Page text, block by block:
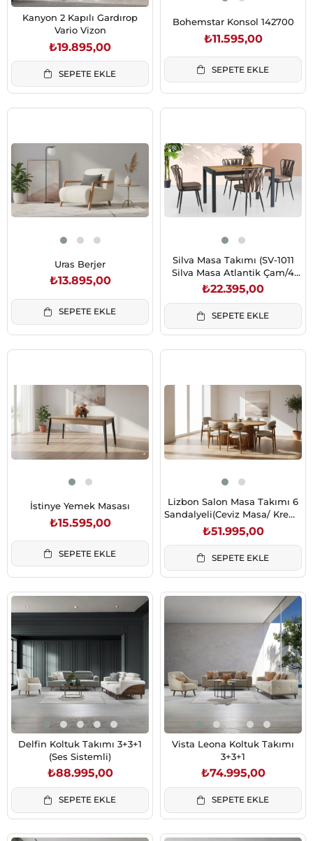
Kanyon 2 Kapılı Gardırop
Vario Vizon
₺19.895,00
SEPETE EKLE
Bohemstar Konsol 142700
₺11.595,00
SEPETE EKLE
Uras Berjer
₺13.895,00
SEPETE EKLE
Silva Masa Takımı (SV-1011
Silva Masa Atlantik Çam/4
Ad.KS-233 Kuşaklı Sandalye
BF-19)
₺22.395,00
SEPETE EKLE
İstinye Yemek Masası
₺15.595,00
SEPETE EKLE
Lizbon Salon Masa Takımı 6
Sandalyeli(Ceviz Masa/ Krem-
Ceviz Sand.)
₺51.995,00
SEPETE EKLE
Delfin Koltuk Takımı 3+3+1
(Ses Sistemli)
₺88.995,00
SEPETE EKLE
Vista Leona Koltuk Takımı
3+3+1
₺74.995,00
SEPETE EKLE